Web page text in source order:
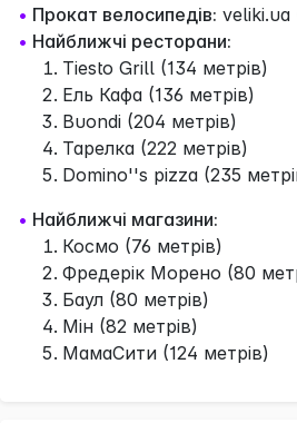
• Прокат велосипедів: veliki.ua
• Найближчі ресторани:
Tiesto Grill (134 метрів)
Ель Кафа (136 метрів)
Buondi (204 метрів)
Тарелка (222 метрів)
Domino''s pizza (235
• Найближчі магазини:
Космо (76 метрів)
Фредерік Морено (80
Баул (80 метрів)
Мін (82 метрів)
МамаСити (124 метрів)